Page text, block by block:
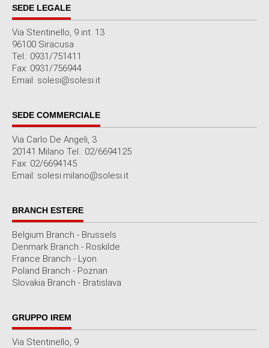
SEDE LEGALE
Via Stentinello, 9 int. 13
96100 Siracusa
Tel.: 0931/751411
Fax: 0931/756944
Email: solesi@solesi.it
SEDE COMMERCIALE
Via Carlo De Angeli, 3
20141 Milano Tel.: 02/6694125
Fax: 02/6694145
Email: solesi.milano@solesi.it
BRANCH ESTERE
Belgium Branch - Brussels
Denmark Branch - Roskilde
France Branch - Lyon
Poland Branch - Poznan
Slovakia Branch - Bratislava
GRUPPO IREM
Via Stentinello, 9